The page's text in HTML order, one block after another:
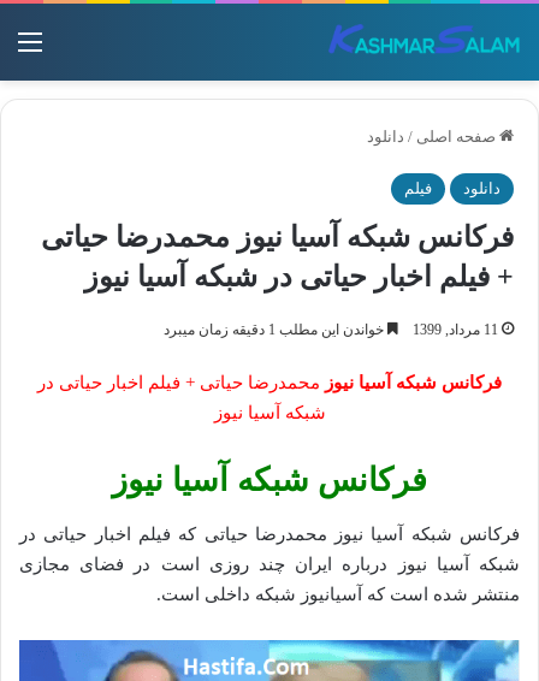
صفحه اصلی / دانلود
دانلود فیلم
فرکانس شبکه آسیا نیوز محمدرضا حیاتی
+ فیلم اخبار حیاتی در شبکه آسیا نیوز
11 مرداد, 1399 خواندن این مطلب 1 دقیقه زمان میبرد
فرکانس شبکه آسیا نیوز محمدرضا حیاتی + فیلم اخبار حیاتی در
شبکه آسیا نیوز
فرکانس شبکه آسیا نیوز
فرکانس شبکه آسیا نیوز محمدرضا حیاتی که فیلم اخبار حیاتی در
شبکه آسیا نیوز درباره ایران چند روزی است در فضای مجازی
منتشر شده است که آسیانیوز شبکه داخلی است.